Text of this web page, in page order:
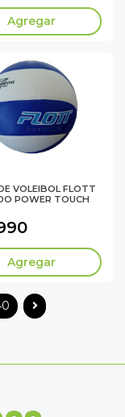
Agregar
VOLEIBOL FLOTT
POWER TOUCH
Agregar